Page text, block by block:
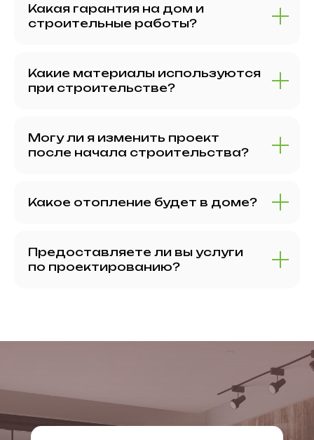
Какая гарантия на дом и
строительные работы?
Какие материалы используются
при строительстве?
Могу ли я изменить проект
после начала строительства?
Какое отопление будет в доме?
Предоставляете ли вы услуги
по проектированию?